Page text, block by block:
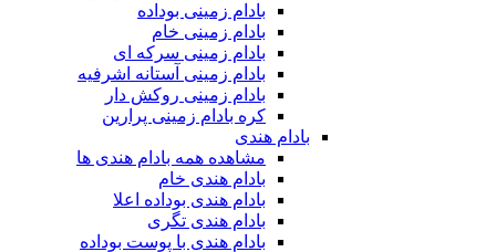
بادام زمینی بوداده
بادام زمینی خام
بادام زمینی سرکه ای
بادام زمینی آستانه اشرفیه
بادام زمینی روکش دار
کره بادام زمینی پرارین
بادام هندی
مشاهده همه بادام هندی ها
بادام هندی خام
بادام هندی بوداده اعلا
بادام هندی تگری
بادام هندی با پوست بوداده